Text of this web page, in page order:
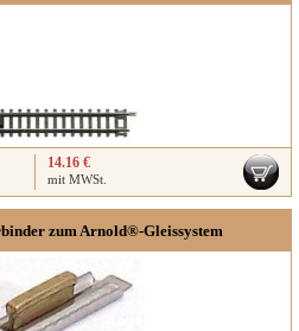
14.16 €
mit MWSt.
zum Arnold®-Gleissystem